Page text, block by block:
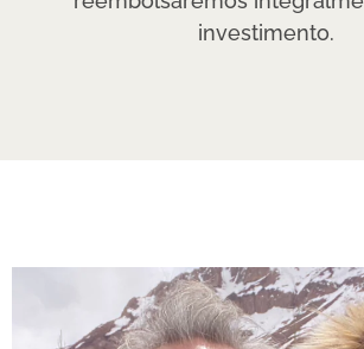
investimento.